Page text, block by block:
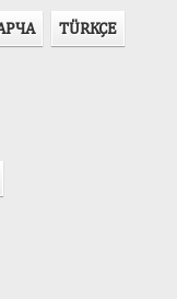
TÜRKÇE